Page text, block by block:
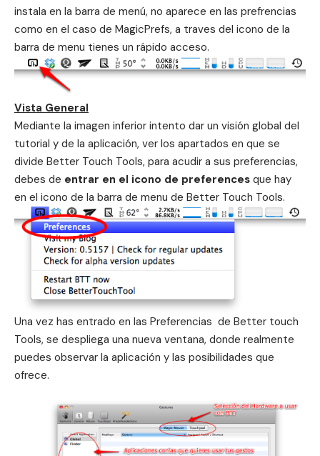
instala en la barra de menú, no aparece en las prefrencias
como en el caso de MagicPrefs, a traves del icono de la
barra de menu tienes un rápido acceso.
Vista General
Mediante la imagen inferior intento dar un visión global del
tutorial y de la aplicación, ver los apartados en que se
divide Better Touch Tools, para acudir a sus preferencias,
debes de entrar en el icono de preferences que hay
en el icono de la barra de menu de Better Touch Tools.
Una vez has entrado en las Preferencias de Better touch
Tools, se despliega una nueva ventana, donde realmente
puedes observar la aplicación y las posibilidades que
ofrece.